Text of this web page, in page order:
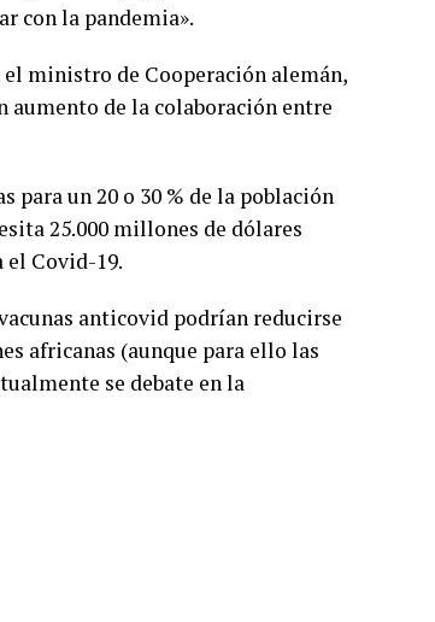
con la pandemia».
el ministro de Cooperación alemán,
aumento de la colaboración entre
un 20 o 30 % de la población
25.000 millones de dólares
el Covid-19.
anticovid podrían reducirse
africanas (aunque para ello las
se debate en la